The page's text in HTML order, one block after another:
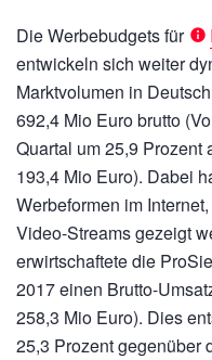
Die Werbebudgets für
entwickeln sich weiter
Marktvolumen in
692,4 Mio Eurobrutto
Quartal um 25,9 Prozent
193,4 Mio Euro). Dabei
Werbeformen im
Video-Streams gezeigt
erwirtschaftete die
2017 einen Brutto-
258,3 Mio Euro). Dies
25,3 Prozent gegenüber